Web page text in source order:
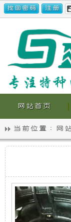
网站首页
当前位置 : 网
5KW
取
力
发
电
机
供
电